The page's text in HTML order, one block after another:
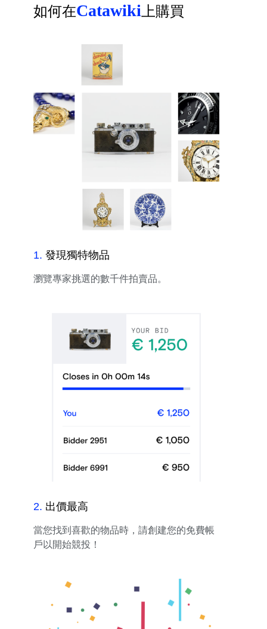
如何在Catawiki 上購買
1. 發現獨特物品
瀏覽專家挑選的數千件拍賣品。
2. 出價最高
當您找到喜歡的物品時，請創建您的免費帳
戶以開始競投！